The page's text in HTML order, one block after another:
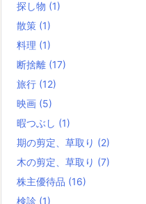
探し物 (1)
散策 (1)
料理 (1)
断捨離 (17)
旅行 (12)
映画 (5)
暇つぶし (1)
期の剪定、草取り (2)
木の剪定、草取り (7)
株主優待品 (16)
検診 (1)